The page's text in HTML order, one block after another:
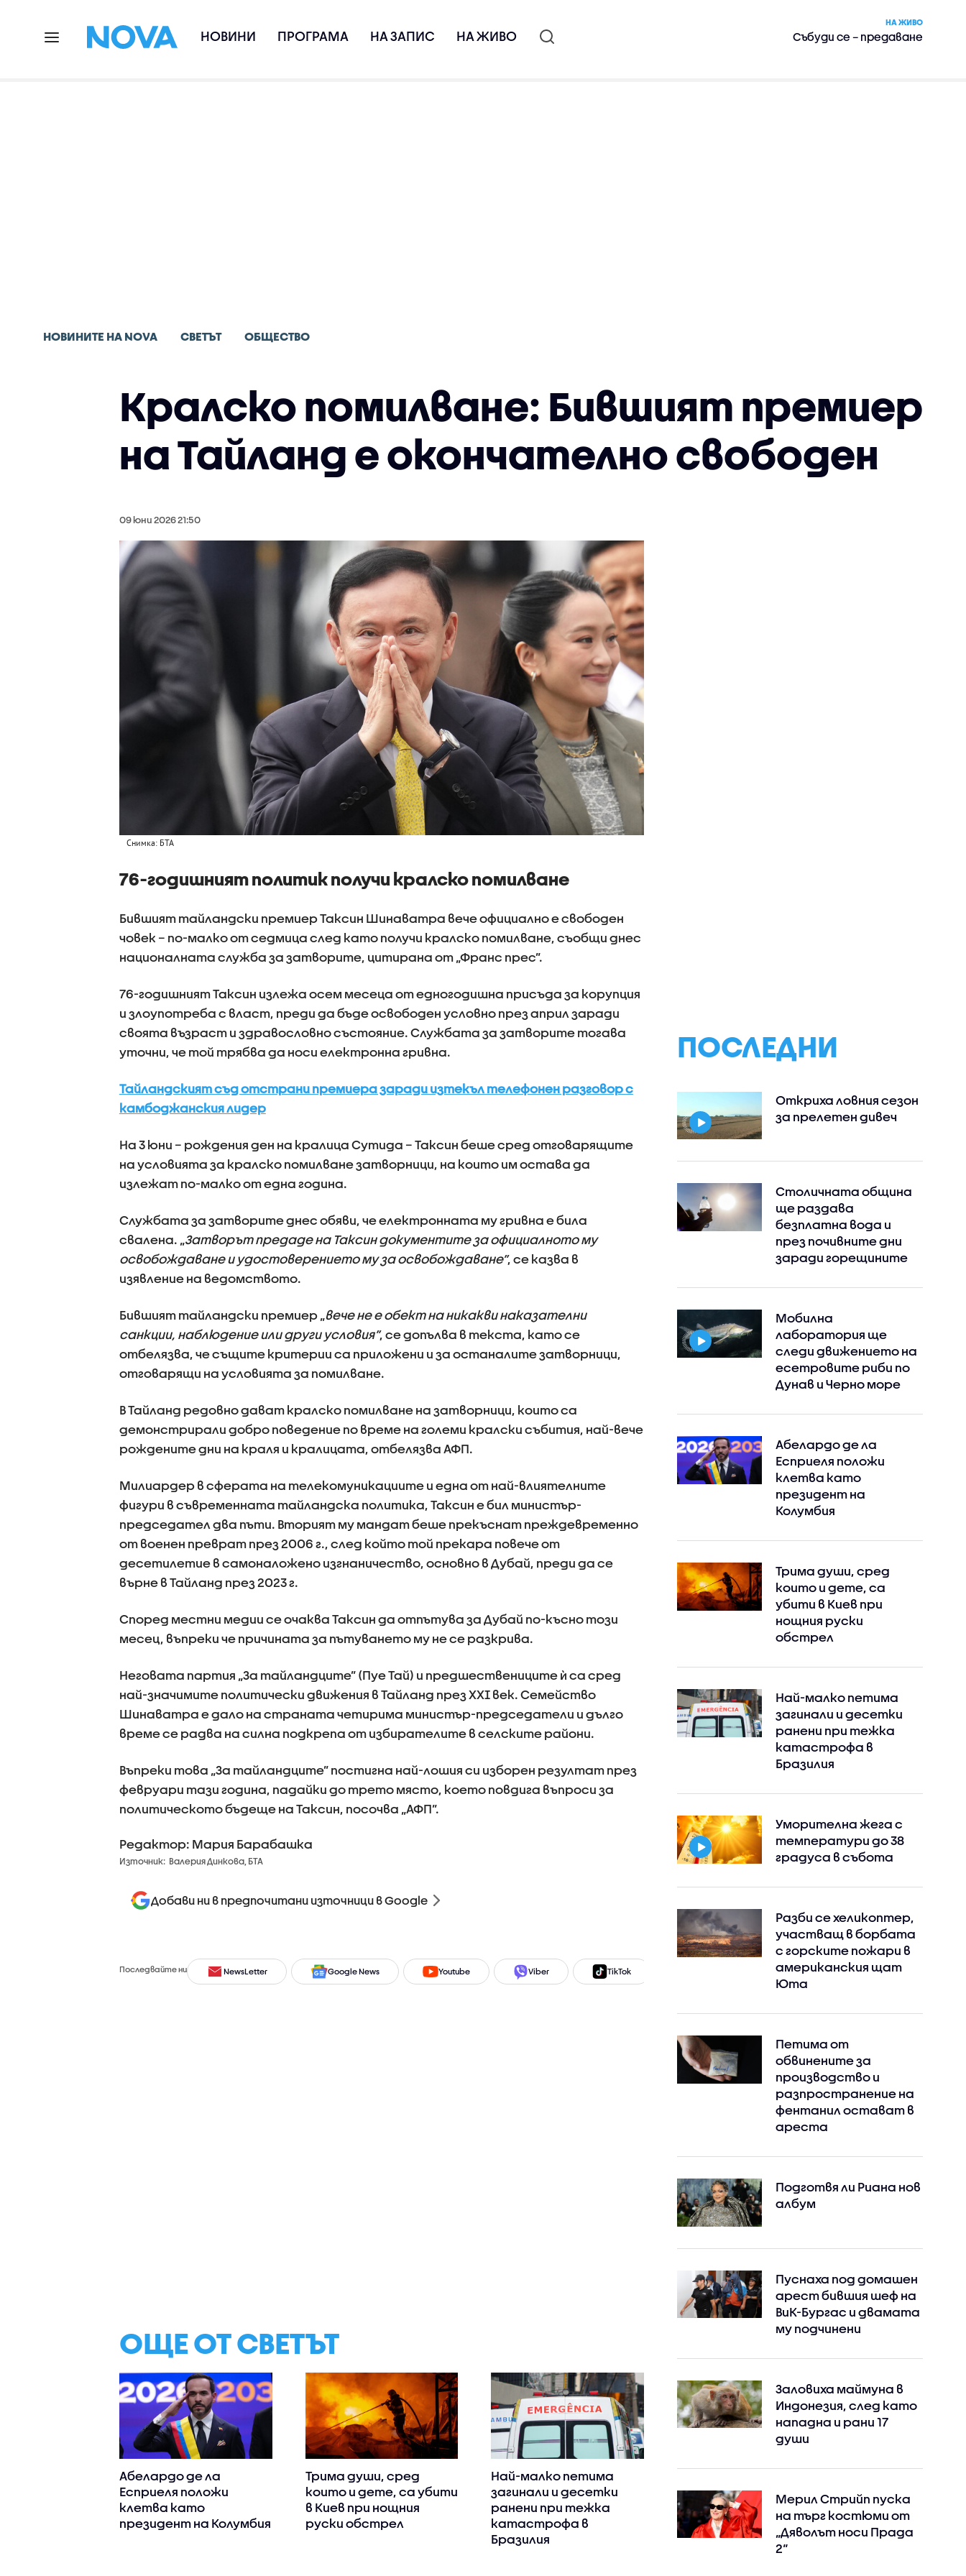
НОВИНИ ПРОГРАМА НА ЗАПИС НА ЖИВО
НА ЖИВО
Събуди се – предаване
НОВИНИТЕ НА NOVA СВЕТЪТ ОБЩЕСТВО
Кралско помилване: Бившият премиер
на Тайланд е окончателно свободен
09 юни 2026 21:50
Снимка: БТА
76-годишният политик получи кралско помилване
Бившият тайландски премиер Таксин Шинаватра вече официално е свободен
човек – по-малко от седмица след като получи кралско помилване, съобщи днес
националната служба за затворите, цитирана от „Франс прес”.
76-годишният Таксин излежа осем месеца от едногодишна присъда за корупция
и злоупотреба с власт, преди да бъде освободен условно през април заради
своята възраст и здравословно състояние. Службата за затворите тогава
уточни, че той трябва да носи електронна гривна.
Тайландският съд отстрани премиера заради изтекъл телефонен разговор с
камбоджанския лидер
На 3 юни – рождения ден на кралица Сутида – Таксин беше сред отговарящите
на условията за кралско помилване затворници, на които им остава да
излежат по-малко от една година.
Службата за затворите днес обяви, че електронната му гривна е била
свалена. „Затворът предаде на Таксин документите за официалното му
освобождаване и удостоверението му за освобождаване”, се казва в
изявление на ведомството.
Бившият тайландски премиер „вече не е обект на никакви наказателни
санкции, наблюдение или други условия”, се допълва в текста, като се
отбелязва, че същите критерии са приложени и за останалите затворници,
отговарящи на условията за помилване.
В Тайланд редовно дават кралско помилване на затворници, които са
демонстрирали добро поведение по време на големи кралски събития, най-вече
рождените дни на краля и кралицата, отбелязва АФП.
Милиардер в сферата на телекомуникациите и една от най-влиятелните
фигури в съвременната тайландска политика, Таксин е бил министър-
председател два пъти. Вторият му мандат беше прекъснат преждевременно
от военен преврат през 2006 г., след който той прекара повече от
десетилетие в самоналожено изгнаничество, основно в Дубай, преди да се
върне в Тайланд през 2023 г.
Според местни медии се очаква Таксин да отпътува за Дубай по-късно този
месец, въпреки че причината за пътуването му не се разкрива.
Неговата партия „За тайландците” (Пуе Тай) и предшествениците ѝ са сред
най-значимите политически движения в Тайланд през XXI век. Семейство
Шинаватра е дало на страната четирима министър-председатели и дълго
време се радва на силна подкрепа от избирателите в селските райони.
Въпреки това „За тайландците” постигна най-лошия си изборен резултат през
февруари тази година, падайки до трето място, което повдига въпроси за
политическото бъдеще на Таксин, посочва „АФП”.
Редактор: Мария Барабашка
Източник: Валерия Динкова, БТА
Добави ни в предпочитани източници в Google
Последвайте ни NewsLetter Google News Youtube Viber TikTok Facebook
ОЩЕ ОТ СВЕТЪТ
Абелардо де ла
Есприеля положи
клетва като
президент на Колумбия
Трима души, сред
които и дете, са убити
в Киев при нощния
руски обстрел
Най-малко петима
загинали и десетки
ранени при тежка
катастрофа в
Бразилия
ПОСЛЕДНИ
Откриха ловния сезон
за прелетен дивеч
Столичната община
ще раздава
безплатна вода и
през почивните дни
заради горещините
Мобилна
лаборатория ще
следи движението на
есетровите риби по
Дунав и Черно море
Абелардо де ла
Есприеля положи
клетва като
президент на
Колумбия
Трима души, сред
които и дете, са
убити в Киев при
нощния руски
обстрел
Най-малко петима
загинали и десетки
ранени при тежка
катастрофа в
Бразилия
Уморителна жега с
температури до 38
градуса в събота
Разби се хеликоптер,
участващ в борбата
с горските пожари в
американския щат
Юта
Петима от
обвинените за
производство и
разпространение на
фентанил остават в
ареста
Подготвя ли Риана нов
албум
Пуснаха под домашен
арест бившия шеф на
ВиК-Бургас и двамата
му подчинени
Заловиха маймуна в
Индонезия, след като
нападна и рани 17
души
Мерил Стрийп пуска
на търг костюми от
„Дяволът носи Прада
2“